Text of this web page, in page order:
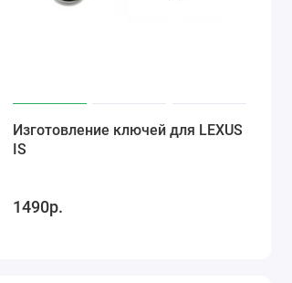
Изготовление ключей для LEXUS
IS
1490р.